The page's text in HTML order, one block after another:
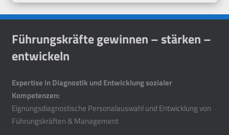
Führungskräfte gewinnen – stärken –
entwickeln
Expertise in Diagnostik und Entwicklung sozialer
Kompetenzen:
Eignungsdiagnostische Personalauswahl und Entwicklung von
Führungskräften & Management